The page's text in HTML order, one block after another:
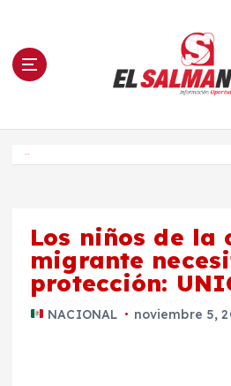
n El Salmantino -
Los niños de la
migrante
protección:
NACIONAL noviembre 5,